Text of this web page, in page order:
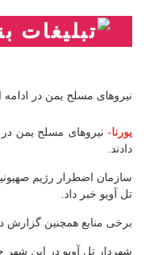
نیروهای مسلح یمن در ادامه
یورنا- نیروهای مسلح یمن
دادند.
تل آویو خبر داد.
برخی منابع همچنین گزارش
شهردار تل آویو در این شهر